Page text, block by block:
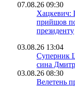
07.08.26 09:30
Хацкевич:
прийшов
президенту
03.08.26 13:04
Суперник
сина
03.08.26 08:30
Велетень